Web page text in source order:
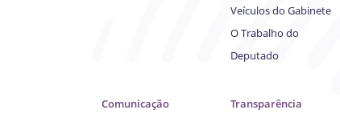
Veículos do Gabinete
O Trabalho do
Deputado
Comunicação
Transparência